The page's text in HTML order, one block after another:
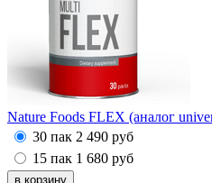
Nature Foods FLEX (аналог
30 пак 2 490 руб
15 пак 1 680 руб